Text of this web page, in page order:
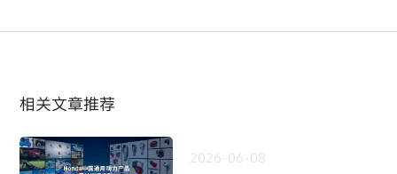
相关文章推荐
2026-06-08